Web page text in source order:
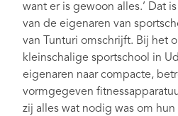
want er is gewoon alles.’ Dat
van de eigenaren van
van Tunturi omschrijft. Bij het
kleinschalige sportschool in
eigenaren naar compacte,
vormgegeven
zij alles wat nodig was om